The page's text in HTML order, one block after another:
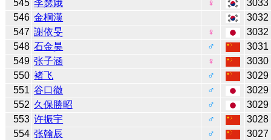
545 李瑟娥 ♀
3033
546 金桐漢
3032
547 謝依旻 ♀
3032
548 石金昊 ♂
3031
549 张子涵 ♀
3030
550 褚飞 ♂
3029
551 谷口徹 ♂
3029
552 久保勝昭 ♂
3029
553 许振宇 ♂
3028
554 张翰辰 ♂
3027